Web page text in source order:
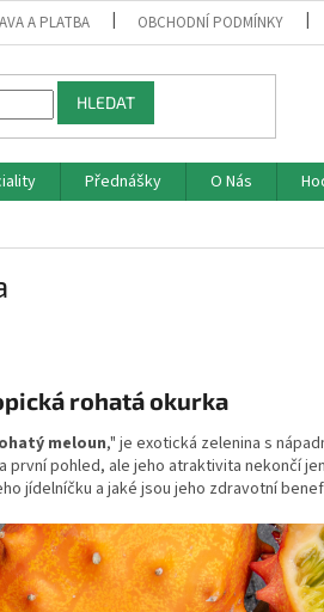
A PLATBA OBCHODNÍ PODMÍNKY
HLEDAT
Přednášky O Nás
rohatá okurka
meloun," je exotická zelenina s
pohled, ale jeho atraktivita nekončí
jídelníčku a jaké jsou jeho zdravotní